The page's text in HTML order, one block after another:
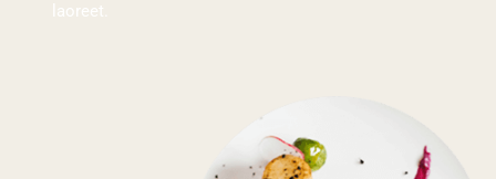
laoreet.